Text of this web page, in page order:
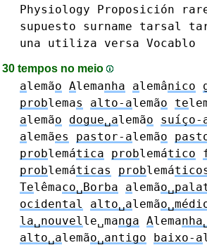
Physiology
Proposición
supuesto
surname tarsal
una
utiliza versa Vocablo
30 tempos no meio
alemão Alemanha alemânico
problemas alto-alemão te
alemão dogue␣alemão suíço-
alemães pastor-alemão
problemática problemático
problemáticas problemá
Telêmaco␣Borba alemã
ocidental
alto␣alemã
la␣nouvelle␣manga Alema
alto␣alemão␣antigo baixo-a